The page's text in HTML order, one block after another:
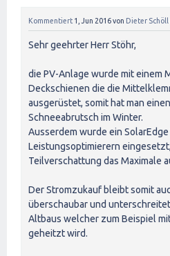
Kommentiert 1, Jun 2016von Dieter Schöll
Sehr geehrter Herr Stöhr,
die PV-Anlage wurde mit einem
Deckschienen die die
ausgerüstet, somit hat man
Schneeabrutsch im Winter.
Ausserdem wurde ein
Leistungsoptimierern
Teilverschattung das Maximale
Der Stromzukauf bleibt somit
überschaubar und
Altbaus welcher zum Beispiel
geheitzt wird.